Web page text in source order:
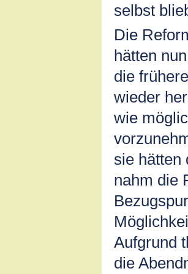
selbst
Die
hätten
die
wieder
wie
sie hätten
nahm die
Aufgrund
die